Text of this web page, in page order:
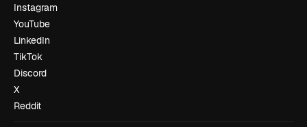
Instagram
YouTube
LinkedIn
TikTok
Discord
X
Reddit